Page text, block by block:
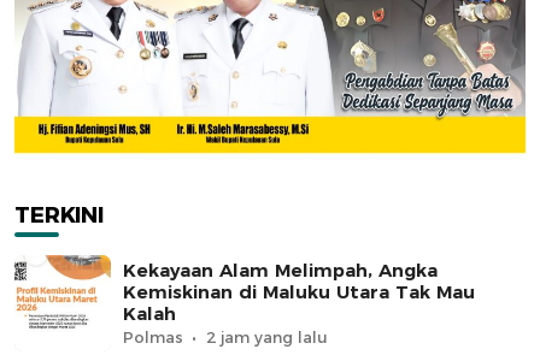
TERKINI
Kekayaan Alam Melimpah, Angka
Kemiskinan di Maluku Utara Tak Mau
Kalah
Polmas 2 jam yang lalu